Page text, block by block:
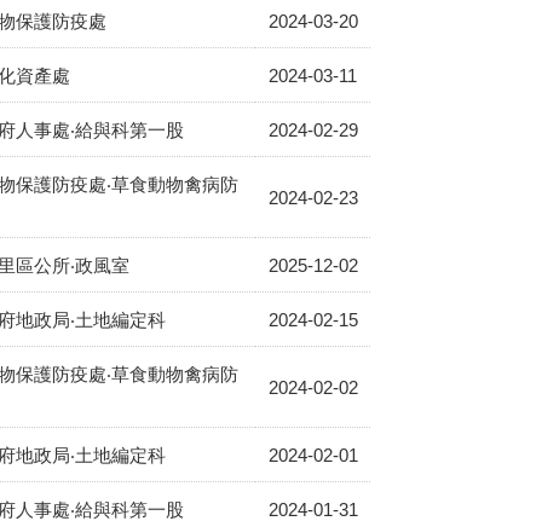
保護防疫處 2024-03-20
資產處 2024-03-11
人事處‧給與科第一股 2024-02-29
保護防疫處‧草食動物禽病防
2024-02-23
區公所‧政風室 2025-12-02
地政局‧土地編定科 2024-02-15
保護防疫處‧草食動物禽病防
2024-02-02
地政局‧土地編定科 2024-02-01
人事處‧給與科第一股 2024-01-31